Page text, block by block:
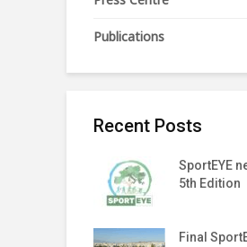
Publications
Recent Posts
SportEYE
5th Edition
Final